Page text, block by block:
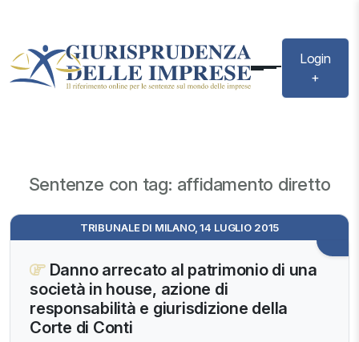
Login
+
Sentenze con tag: affidamento diretto
TRIBUNALE DI MILANO, 14 LUGLIO 2015
Danno arrecato al patrimonio di una
società in house, azione di
responsabilità e giurisdizione della
Corte di Conti